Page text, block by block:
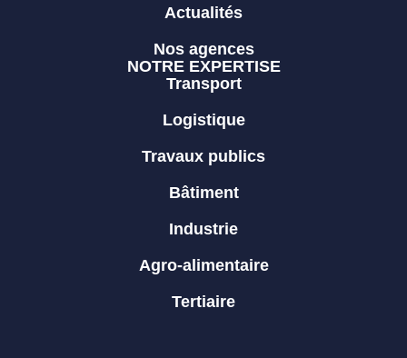
Actualités
Nos agences
NOTRE EXPERTISE
Transport
Logistique
Travaux publics
Bâtiment
Industrie
Agro-alimentaire
Tertiaire